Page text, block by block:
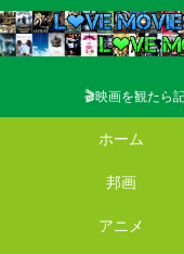
🎬映画を観たら
ホーム
邦画
アニメ